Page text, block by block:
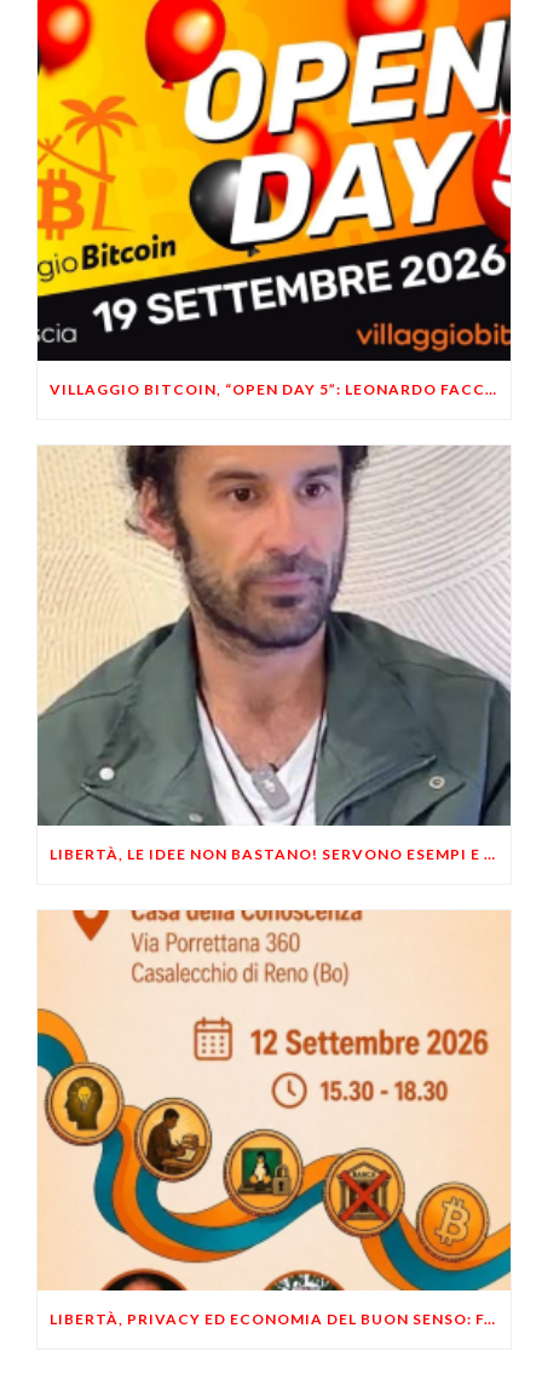
VILLAGGIO BITCOIN, “OPEN DAY 5”: LEONARDO FACCO OSPITE A BRESCIA
LIBERTÀ, LE IDEE NON BASTANO! SERVONO ESEMPI E UN PO’ DI COERENZA
LIBERTÀ, PRIVACY ED ECONOMIA DEL BUON SENSO: FACCO E MUSUMECI A CASALECCHIO DI RENO (BO)